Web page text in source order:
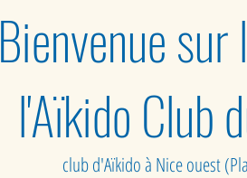
Bienvenue
l'Aïkido Club
club d'Aïkido à Nice ouest